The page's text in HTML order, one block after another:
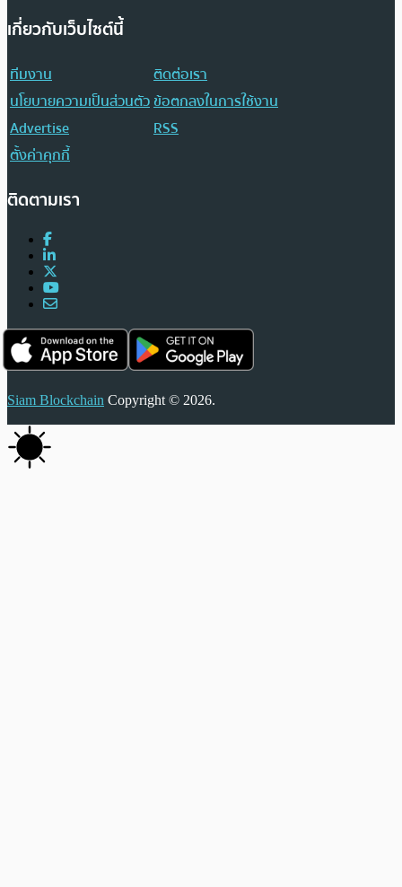
เกี่ยวกับเว็บไซต์นี้
ทีมงาน
ติดต่อเรา
นโยบายความเป็นส่วนตัวข้อตกลงในการใช้งาน
Advertise
RSS
ตั้งค่าคุกกี้
ติดตามเรา
Siam Blockchain Copyright © 2026.